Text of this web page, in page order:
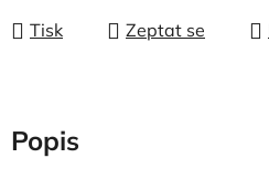
Tisk Zeptat se
Popis